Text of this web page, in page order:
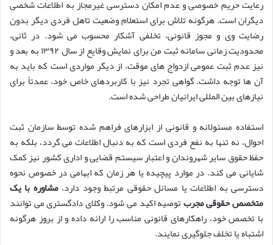
رعایت حریم خصوصی و عدم امکان دسترسی غیرمجاز به اطلاعات شخصی
دیگران است. هرگونه تلاش برای استعلام وضعیت تاهل فردی دیگر بدون
رضایت وی و مجوز قانونی، تخلفی آشکار محسوب می شود. در ثانی،
محدودیت زمانی سامانه ثبت من برای نمایش وقایع از سال ۱۳۹۲ به بعد و
نیز عدم ثبت عمومی ازدواج های موقت، از دیگر مواردی است که باید به
آن ها توجه داشت. گواهی تجرد نیز با کاربردهای خاص خود، عمدتاً برای
نیازهای بین المللی ایرانیان طراحی شده است.
استفاده مسئولانه و قانونی از ابزارهای فراهم شده توسط سازمان ثبت
احوال، نه تنها به نفع فردی است که به دنبال اطلاعات می گردد، بلکه به
حفظ حقوق سایر شهروندان و اعتبار سیستم قضایی و اداری کشور نیز کمک
شایانی می کند. در موارد پیچیده یا هر زمان که ابهامی در خصوص نحوه
دسترسی به اطلاعات یا مسائل حقوقی مرتبط وجود دارد،مشاوره با یک
متخصص حقوقی مجربتوصیه اکید می شود. وکلای دادگستری می توانند
با تخصص خود، راهکارهای قانونی مناسب را ارائه داده و از بروز هرگونه
اشتباه یا تخلف جلوگیری نمایند.